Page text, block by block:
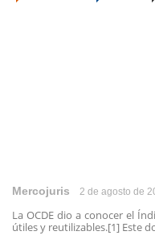
Mercojuris 2 de agosto de
La OCDE dio a conocer el
útiles y reutilizables.[1] Este